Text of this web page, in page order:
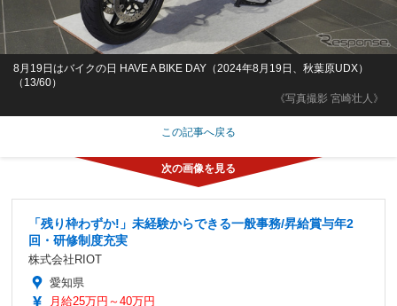
《写真撮影 宮崎壮人》
8月19日はバイクの日 HAVE A BIKE DAY（2024年8月19日、秋葉原UDX）
（13/60）
この記事へ戻る
「残り枠わずか!」未経験からできる一般事務/昇給賞与年2
回・研修制度充実
株式会社RIOT
愛知県
月給25万円～40万円